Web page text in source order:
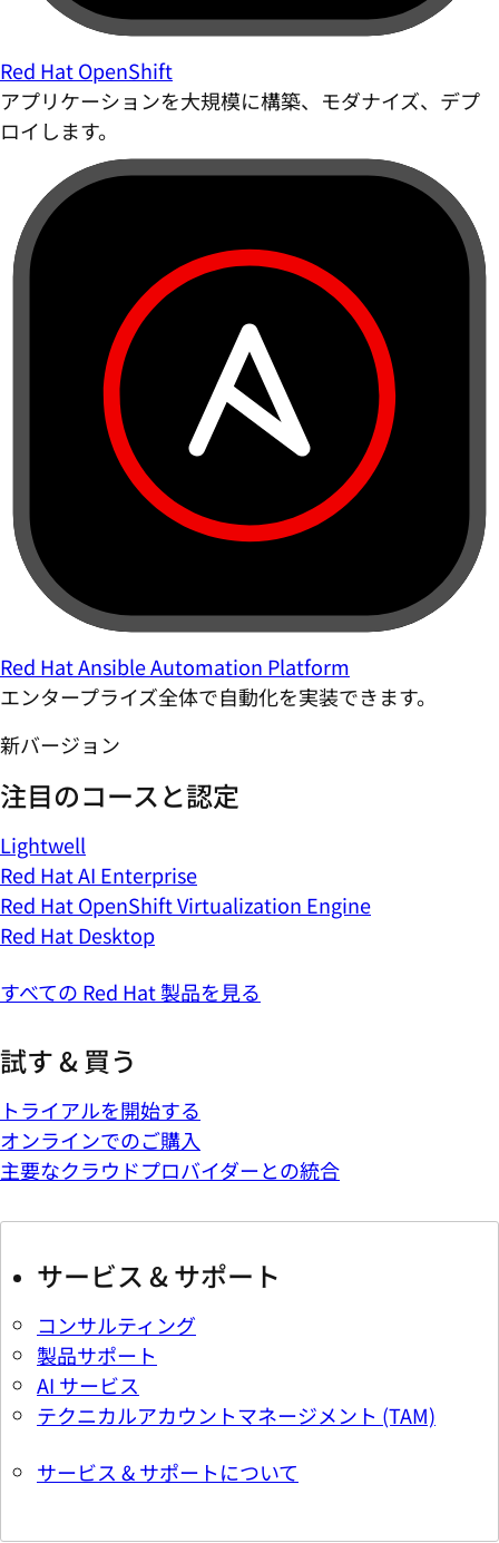
Red Hat OpenShift
アプリケーションを大規模に構築、モダナイズ、デプ
ロイします。
Red Hat Ansible Automation Platform
エンタープライズ全体で自動化を実装できます。
新バージョン
注目のコースと認定
Lightwell
Red Hat AI Enterprise
Red Hat OpenShift Virtualization Engine
Red Hat Desktop
すべての Red Hat 製品を見る
試す & 買う
トライアルを開始する
オンラインでのご購入
主要なクラウドプロバイダーとの統合
サービス & サポート
コンサルティング
製品サポート
AI サービス
テクニカルアカウントマネージメント (TAM)
サービス & サポートについて